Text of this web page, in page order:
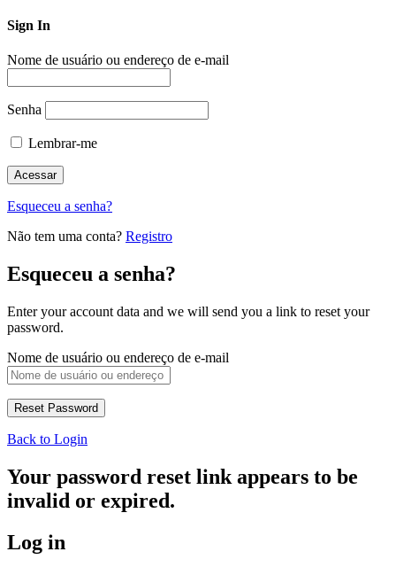
Sign In
Nome de usuário ou endereço de e-mail
Senha
Lembrar-me
Esqueceu a senha?
Não tem uma conta? Registro
Esqueceu a senha?
Enter your account data and we will send you a link to reset your
password.
Nome de usuário ou endereço de e-mail
Back to Login
Your password reset link appears to be
invalid or expired.
Log in